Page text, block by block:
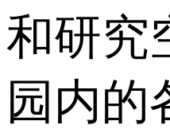
和研究
园内的